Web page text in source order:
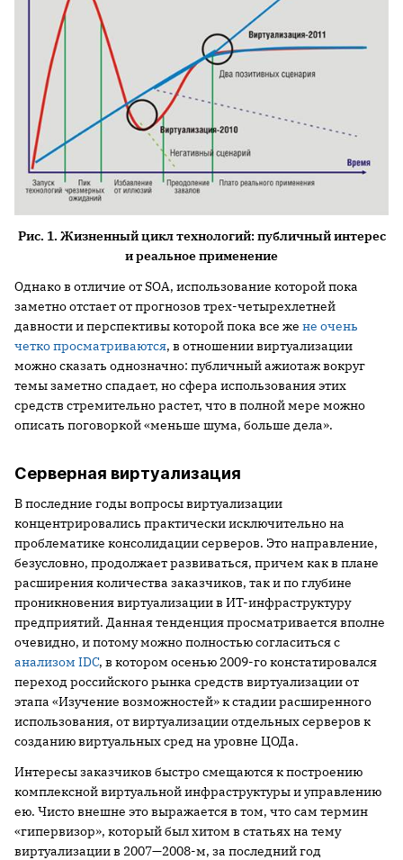
Рис. 1. Жизненный цикл технологий: публичный интерес
и реальное применение
Однако в отличие от SOA, использование которой пока
заметно отстает от прогнозов трех-четырехлетней
давности и перспективы которой пока все же не очень
четко просматриваются, в отношении виртуализации
можно сказать однозначно: публичный ажиотаж вокруг
темы заметно спадает, но сфера использования этих
средств стремительно растет, что в полной мере можно
описать поговоркой «меньше шума, больше дела».
Серверная виртуализация
В последние годы вопросы виртуализации
концентрировались практически исключительно на
проблематике консолидации серверов. Это направление,
безусловно, продолжает развиваться, причем как в плане
расширения количества заказчиков, так и по глубине
проникновения виртуализации в ИТ-инфраструктуру
предприятий. Данная тенденция просматривается вполне
очевидно, и потому можно полностью согласиться с
анализом IDC, в котором осенью 2009-го констатировался
переход российского рынка средств виртуализации от
этапа «Изучение возможностей» к стадии расширенного
использования, от виртуализации отдельных серверов к
созданию виртуальных сред на уровне ЦОДа.
Интересы заказчиков быстро смещаются к построению
комплексной виртуальной инфраструктуры и управлению
ею. Чисто внешне это выражается в том, что сам термин
«гипервизор», который был хитом в статьях на тему
виртуализации в 2007—2008-м, за последний год